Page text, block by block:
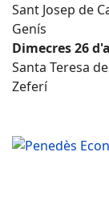
Sant Josep de
Genís
Dimecres 26
Santa Teresa
Zeferí